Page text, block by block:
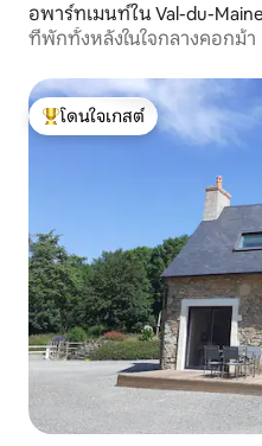
อพาร์ทเมนท์ใน Val-du-Maine
ที่พักทั้งหลังในใจกลางคอกม้า
โดนใจเกสต์ที่สุด
โดนใจเกสต์